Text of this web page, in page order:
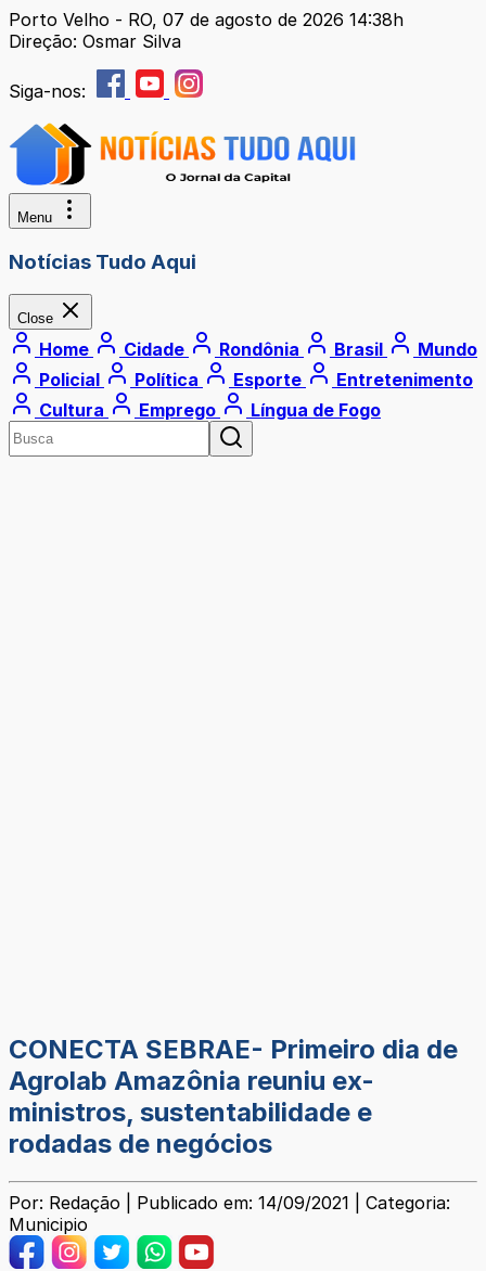
Porto Velho - RO, 07 de agosto de 2026 14:38h
Direção: Osmar Silva
Siga-nos:
Menu
Notícias Tudo Aqui
Close
Home Cidade Rondônia Brasil
Mundo
Policial
Política Esporte
Entretenimento
Cultura
Emprego Língua de Fogo
CONECTA SEBRAE- Primeiro dia de
Agrolab Amazônia reuniu ex-
ministros, sustentabilidade e
rodadas de negócios
Por: Redação | Publicado em: 14/09/2021 | Categoria:
Municipio